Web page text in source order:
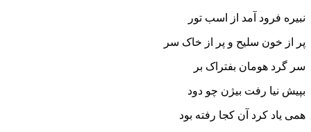
نبیره فرود آمد از اسب تور
پر از خون سلیح و پر از خاک سر
سر گرد هومان بفتراک بر
بپیش نیا رفت بیژن چو دود
همى یاد کرد آن کجا رفته بود